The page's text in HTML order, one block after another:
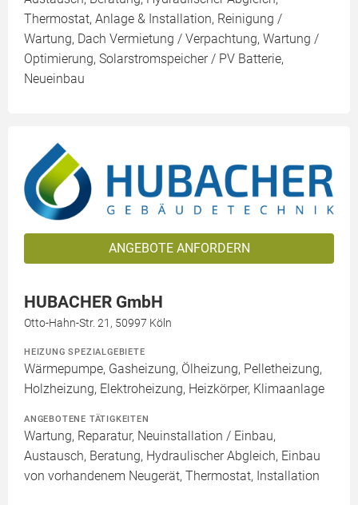
Thermostat, Anlage & Installation, Reinigung /
Wartung, Dach Vermietung / Verpachtung, Wartung /
Optimierung, Solarstromspeicher / PV Batterie,
Neueinbau
ANGEBOTE ANFORDERN
HUBACHER GmbH
Otto-Hahn-Str. 21, 50997 Köln
HEIZUNG SPEZIALGEBIETE
Wärmepumpe, Gasheizung, Ölheizung, Pelletheizung,
Holzheizung, Elektroheizung, Heizkörper, Klimaanlage
ANGEBOTENE TÄTIGKEITEN
Wartung, Reparatur, Neuinstallation / Einbau,
Austausch, Beratung, Hydraulischer Abgleich, Einbau
von vorhandenem Neugerät, Thermostat, Installation